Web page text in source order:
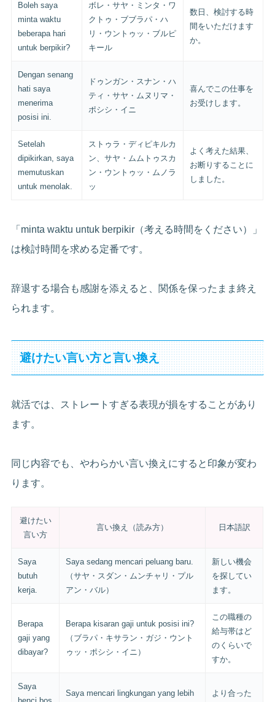
Boleh saya
minta waktu
beberapa hari
untuk berpikir?
ボレ・サヤ・ミンタ・ワ
クトゥ・ブブラパ・ハ
リ・ウントゥッ・ブルピ
キール
数日、検討する時
間をいただけます
か。
Dengan senang
hati saya
menerima
posisi ini.
ドゥンガン・スナン・ハ
ティ・サヤ・ムヌリマ・
ポシシ・イニ
喜んでこの仕事を
お受けします。
Setelah
dipikirkan, saya
memutuskan
untuk menolak.
ストゥラ・ディピキルカ
ン、サヤ・ムムトゥスカ
ン・ウントゥッ・ムノラ
ッ
よく考えた結果、
お断りすることに
しました。
「minta waktu untuk berpikir（考える時間をください）」
は検討時間を求める定番です。
辞退する場合も感謝を添えると、関係を保ったまま終え
られます。
避けたい言い方と言い換え
就活では、ストレートすぎる表現が損をすることがあり
ます。
同じ内容でも、やわらかい言い換えにすると印象が変わ
ります。
避けたい
言い方
言い換え（読み方） 日本語訳
Saya
butuh
kerja.
Saya sedang mencari peluang baru.
（サヤ・スダン・ムンチャリ・プル
アン・バル）
新しい機会
を探してい
ます。
Berapa
gaji yang
dibayar?
Berapa kisaran gaji untuk posisi ini?
（ブラパ・キサラン・ガジ・ウント
ゥッ・ポシシ・イニ）
この職種の
給与帯はど
のくらいで
すか。
Saya
Saya mencari lingkungan yang lebih より合った